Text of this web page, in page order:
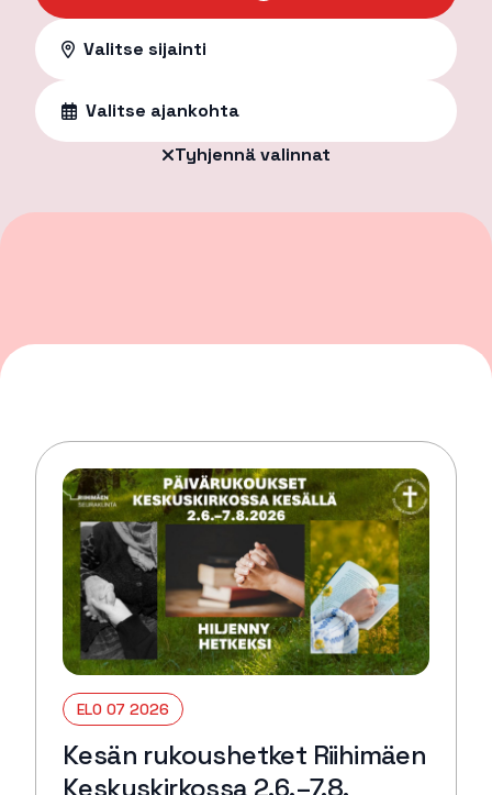
Valitse sijainti
Valitse ajankohta
Tyhjennä valinnat
ELO 07 2026
Kesän rukoushetket Riihimäen
Keskuskirkossa 2.6.–7.8.